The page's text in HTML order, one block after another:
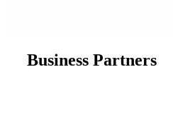
Business Partners